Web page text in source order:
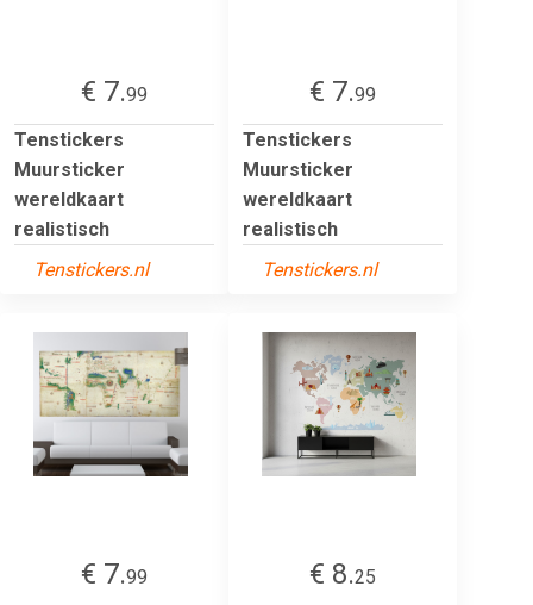
€ 7.99
Tenstickers
Muursticker
wereldkaart
realistisch
Tenstickers.nl
€ 7.99
Tenstickers
Muursticker
wereldkaart
realistisch
Tenstickers.nl
€ 7.99 € 8.25